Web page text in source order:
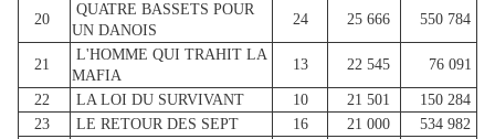
20
QUATRE BASSETS POUR
UN DANOIS
24 25 666 550 784
21
L'HOMME QUI TRAHIT LA
MAFIA
13 22 545 76 091
22 LA LOI DU SURVIVANT 10 21 501
150 284
23
LE RETOUR DES SEPT 16 21 000
534 982